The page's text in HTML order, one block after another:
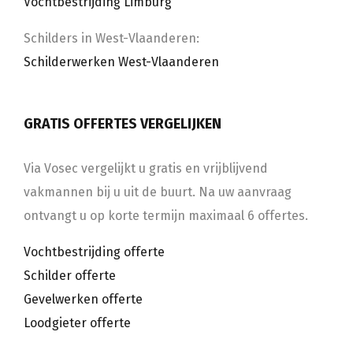
Schilders in West-Vlaanderen:
Schilderwerken West-Vlaanderen
GRATIS OFFERTES VERGELIJKEN
Via Vosec vergelijkt u gratis en vrijblijvend
vakmannen bij u uit de buurt. Na uw aanvraag
ontvangt u op korte termijn maximaal 6 offertes.
Vochtbestrijding offerte
Schilder offerte
Gevelwerken offerte
Loodgieter offerte